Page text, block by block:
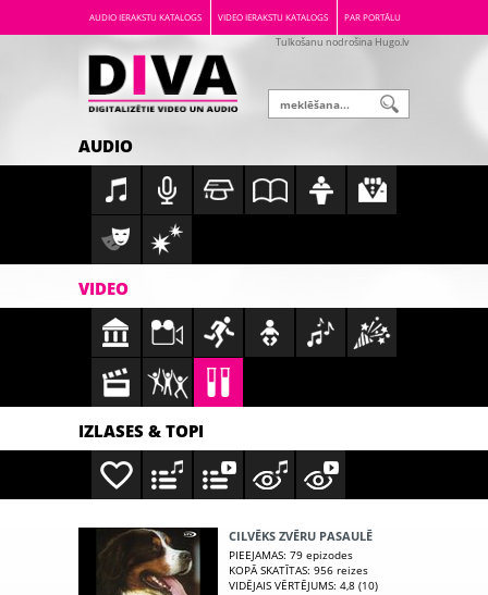
AUDIO IERAKSTU KATALOGS VIDEO IERAKSTU KATALOGS PAR PORTĀLU
Tulkošanu nodrošina Hugo.lv
AUDIO
VIDEO
IZLASES & TOPI
CILVĒKS ZVĒRU PASAULĒ
PIEEJAMAS: 79 epizodes
KOPĀ SKATĪTAS: 956 reizes
VIDĒJAIS VĒRTĒJUMS: 4,8 (10)